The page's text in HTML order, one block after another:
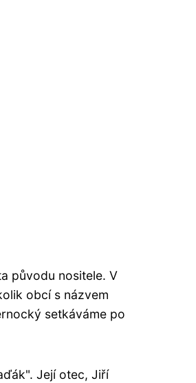
původu nositele. V
obcí s názvem
setkáváme po
Její otec, Jiří